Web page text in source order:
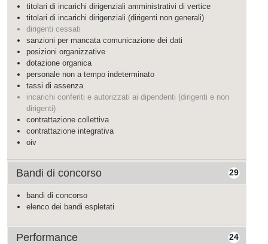
titolari di incarichi dirigenziali amministrativi di vertice
titolari di incarichi dirigenziali (dirigenti non generali)
dirigenti cessati
sanzioni per mancata comunicazione dei dati
posizioni organizzative
dotazione organica
personale non a tempo indeterminato
tassi di assenza
incarichi conferiti e autorizzati ai dipendenti (dirigenti e non
dirigenti)
contrattazione collettiva
contrattazione integrativa
oiv
29
Bandi di concorso
bandi di concorso
elenco dei bandi espletati
24
Performance